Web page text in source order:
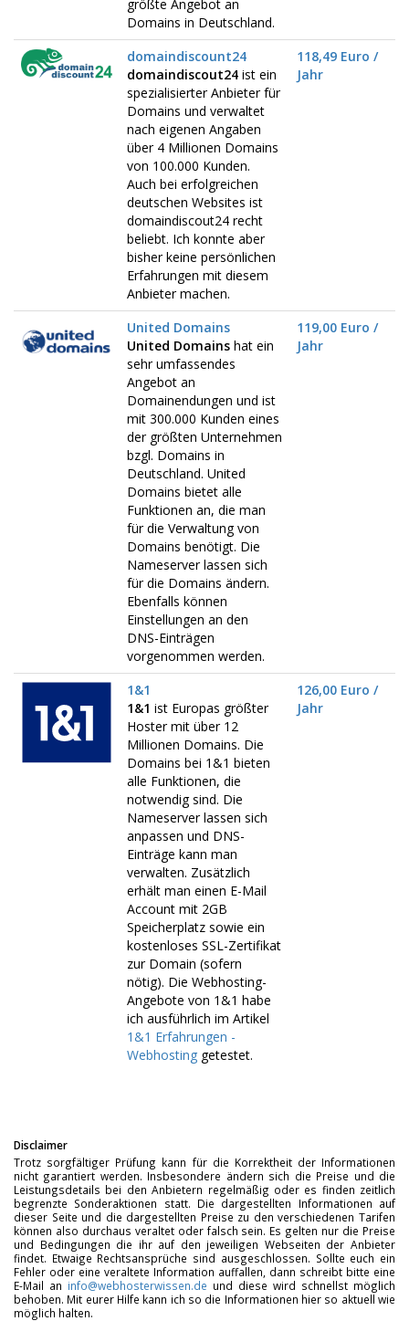
größte Angebot an
Domains in Deutschland.
domaindiscount24
domaindiscout24 ist ein
spezialisierter Anbieter für
Domains und verwaltet
nach eigenen Angaben
über 4 Millionen Domains
von 100.000 Kunden.
Auch bei erfolgreichen
deutschen Websites ist
domaindiscout24 recht
beliebt. Ich konnte aber
bisher keine persönlichen
Erfahrungen mit diesem
Anbieter machen.
118,49 Euro /
Jahr
United Domains
United Domains hat ein
sehr umfassendes
Angebot an
Domainendungen und ist
mit 300.000 Kunden eines
der größten Unternehmen
bzgl. Domains in
Deutschland. United
Domains bietet alle
Funktionen an, die man
für die Verwaltung von
Domains benötigt. Die
Nameserver lassen sich
für die Domains ändern.
Ebenfalls können
Einstellungen an den
DNS-Einträgen
vorgenommen werden.
119,00 Euro /
Jahr
1&1
1&1 ist Europas größter
Hoster mit über 12
Millionen Domains. Die
Domains bei 1&1 bieten
alle Funktionen, die
notwendig sind. Die
Nameserver lassen sich
anpassen und DNS-
Einträge kann man
verwalten. Zusätzlich
erhält man einen E-Mail
Account mit 2GB
Speicherplatz sowie ein
kostenloses SSL-Zertifikat
zur Domain (sofern
nötig). Die Webhosting-
Angebote von 1&1 habe
ich ausführlich im Artikel
1&1 Erfahrungen -
Webhosting getestet.
126,00 Euro /
Jahr
Disclaimer
Trotz sorgfältiger Prüfung kann für die Korrektheit der Informationen
nicht garantiert werden. Insbesondere ändern sich die Preise und die
Leistungsdetails bei den Anbietern regelmäßig oder es finden zeitlich
begrenzte Sonderaktionen statt. Die dargestellten Informationen auf
dieser Seite und die dargestellten Preise zu den verschiedenen Tarifen
können also durchaus veraltet oder falsch sein. Es gelten nur die Preise
und Bedingungen die ihr auf den jeweiligen Webseiten der Anbieter
findet. Etwaige Rechtsansprüche sind ausgeschlossen. Sollte euch ein
Fehler oder eine veraltete Information auffallen, dann schreibt bitte eine
E-Mail an info@webhosterwissen.de und diese wird schnellst möglich
behoben. Mit eurer Hilfe kann ich so die Informationen hier so aktuell wie
möglich halten.